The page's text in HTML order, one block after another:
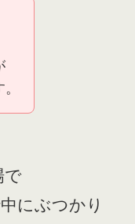
で
にぶつかり